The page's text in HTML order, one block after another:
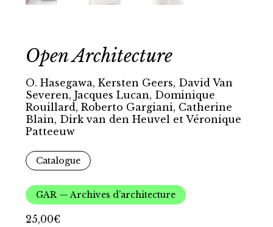
Open Architecture
O. Hasegawa, Kersten Geers, David Van
Severen, Jacques Lucan, Dominique
Rouillard, Roberto Gargiani, Catherine
Blain, Dirk van den Heuvel et Véronique
Patteeuw
Catalogue
GAR — Archives d’architecture
25,00€